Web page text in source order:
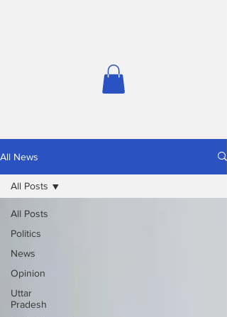
All News
All Posts
Politics
News
Opinion
Uttar
Pradesh
All Posts